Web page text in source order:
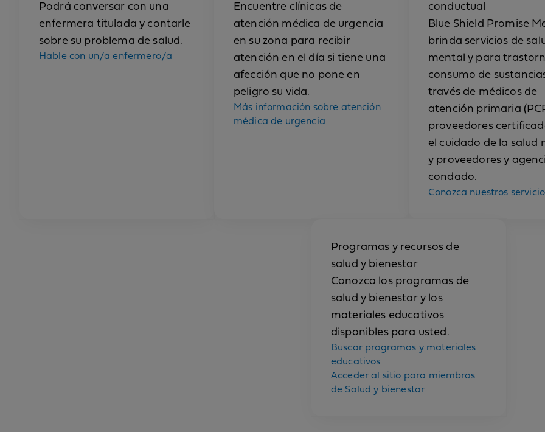
Podrá conversar con una
enfermera titulada y contarle
sobre su problema de salud.
Hable con un/a enfermero/a
Encuentre clínicas de
atención médica de urgencia
en su zona para recibir
atención en el día si tiene una
afección que no pone en
peligro su vida.
Más información sobre atención
médica de urgencia
conductual
Blue Shield Promise
brinda servicios de
mental y para
consumo de
través de médicos de
atención primaria
proveedores
el cuidado de la salud
y proveedores y
condado.
Conozca nuestros
Programas y recursos de
salud y bienestar
Conozca los programas de
salud y bienestar y los
materiales educativos
disponibles para usted.
Buscar programas y materiales
educativos
Acceder al sitio para miembros
de Salud y bienestar